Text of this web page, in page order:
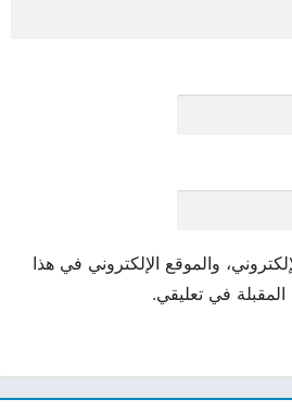
والموقع الإلكتروني في هذا
في تعليقي.